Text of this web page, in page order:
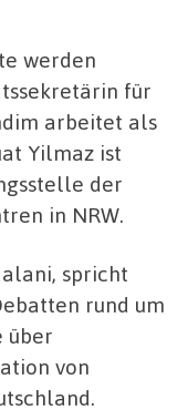
werden
für
arbeitet als
Yilmaz ist
der
in NRW.
spricht
rund um
über
von